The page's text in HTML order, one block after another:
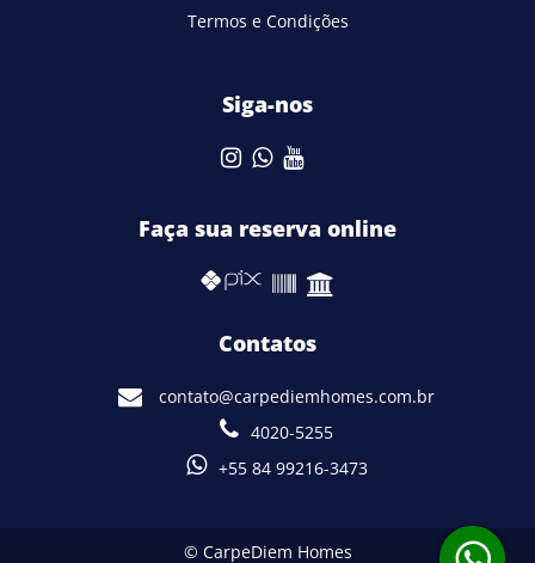
Termos e Condições
Siga-nos
Faça sua reserva online
Contatos
contato@carpediemhomes.com.br
4020-5255
+55 84 99216-3473
© CarpeDiem Homes